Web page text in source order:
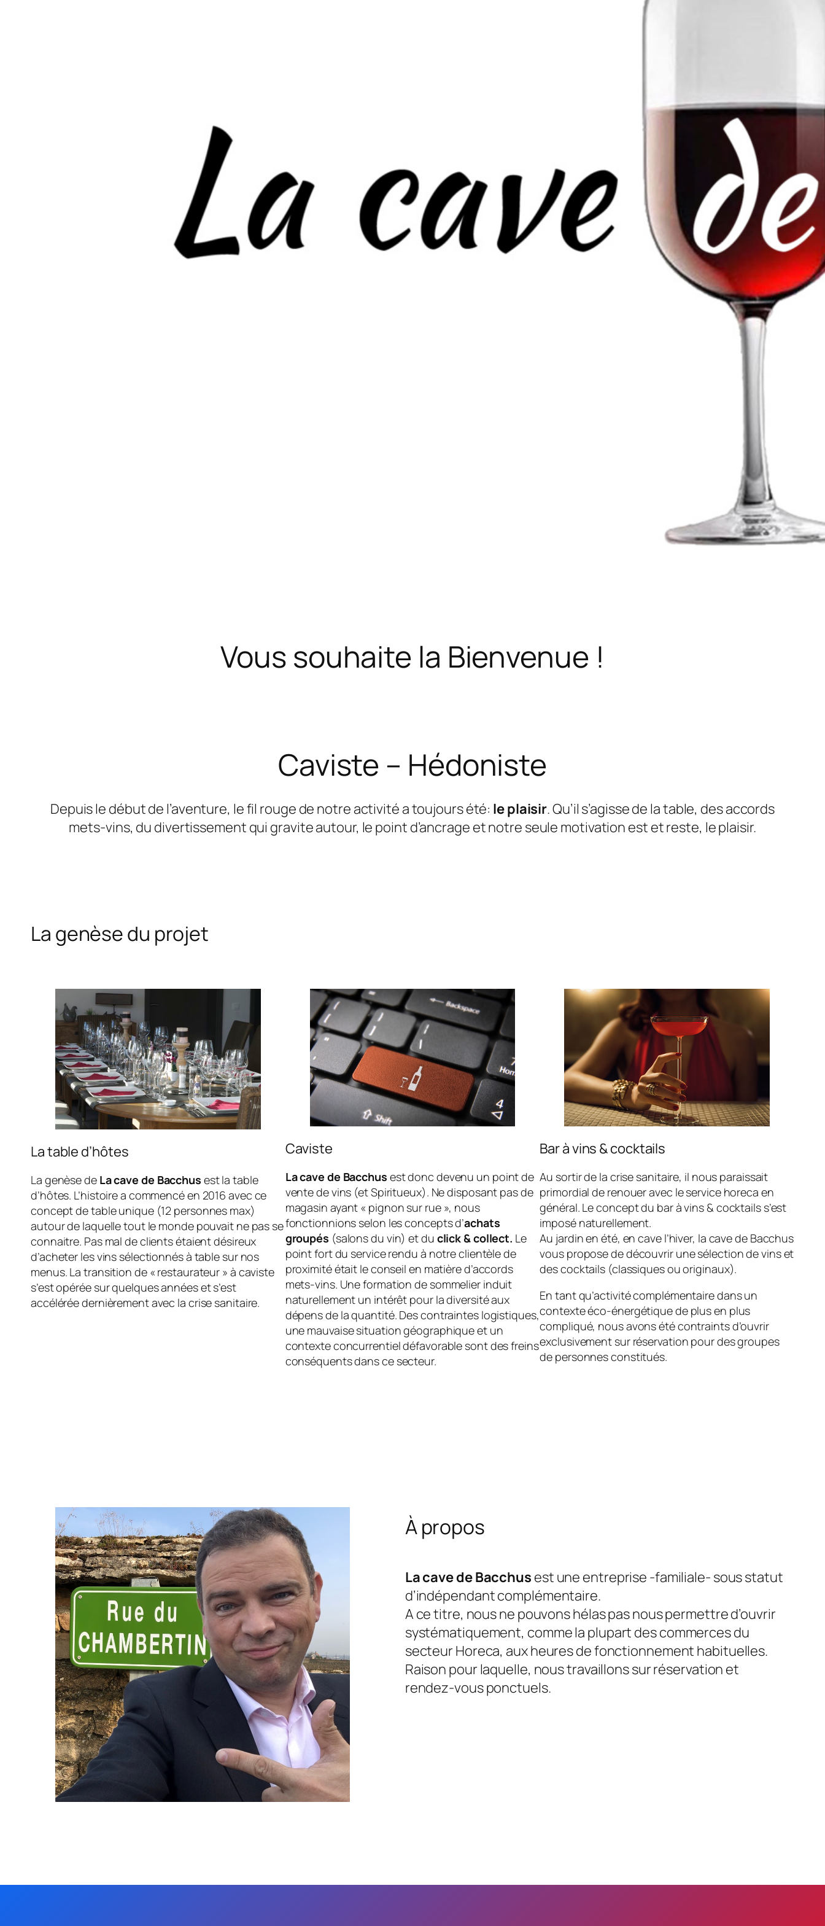
Vous souhaite la Bienvenue !
Caviste – Hédoniste
Depuis le début de l’aventure, le fil rouge de notre activité a toujours été: le plaisir. Qu’il s’agisse de la table, des accords
mets-vins, du divertissement qui gravite autour, le point d’ancrage et notre seule motivation est et reste, le plaisir.
La genèse du projet
La table d’hôtes
La genèse de La cave de Bacchus est la table
d’hôtes. L’histoire a commencé en 2016 avec ce
concept de table unique (12 personnes max)
autour de laquelle tout le monde pouvait ne pas se
connaitre. Pas mal de clients étaient désireux
d’acheter les vins sélectionnés à table sur nos
menus. La transition de « restaurateur » à caviste
s’est opérée sur quelques années et s’est
accélérée dernièrement avec la crise sanitaire.
Caviste
La cave de Bacchus est donc devenu un point de
vente de vins (et Spiritueux). Ne disposant pas de
magasin ayant « pignon sur rue », nous
fonctionnions selon les concepts d’achats
groupés (salons du vin) et du click & collect. Le
point fort du service rendu à notre clientèle de
proximité était le conseil en matière d’accords
mets-vins. Une formation de sommelier induit
naturellement un intérêt pour la diversité aux
dépens de la quantité. Des contraintes logistiques,
une mauvaise situation géographique et un
contexte concurrentiel défavorable sont des freins
conséquents dans ce secteur.
Bar à vins & cocktails
Au sortir de la crise sanitaire, il nous paraissait
primordial de renouer avec le service horeca en
général. Le concept du bar à vins & cocktails s’est
imposé naturellement.
Au jardin en été, en cave l’hiver, la cave de Bacchus
vous propose de découvrir une sélection de vins et
des cocktails (classiques ou originaux).
En tant qu’activité complémentaire dans un
contexte éco-énergétique de plus en plus
compliqué, nous avons été contraints d’ouvrir
exclusivement sur réservation pour des groupes
de personnes constitués.
À propos
La cave de Bacchus est une entreprise -familiale- sous statut
d’indépendant complémentaire.
A ce titre, nous ne pouvons hélas pas nous permettre d’ouvrir
systématiquement, comme la plupart des commerces du
secteur Horeca, aux heures de fonctionnement habituelles.
Raison pour laquelle, nous travaillons sur réservation et
rendez-vous ponctuels.